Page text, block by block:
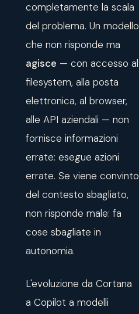
completamente la scala
del problema. Un modello
che non risponde ma
agisce — con accesso al
filesystem, alla posta
elettronica, al browser,
alle API aziendali — non
fornisce informazioni
errate: esegue azioni
errate. Se viene convinto
del contesto sbagliato,
non risponde male: fa
cose sbagliate in
autonomia.
L'evoluzione da Cortana
a Copilot a modelli